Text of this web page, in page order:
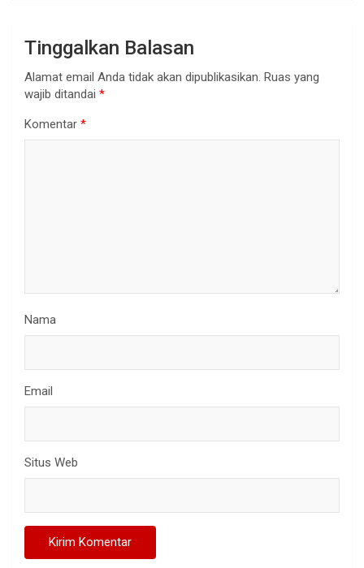
Tinggalkan Balasan
Alamat email Anda tidak akan dipublikasikan. Ruas yang
wajib ditandai *
Komentar *
Nama
Email
Situs Web